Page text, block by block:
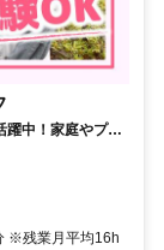
躍中！家庭やプラ
土日祝休み
※残業月平均16h